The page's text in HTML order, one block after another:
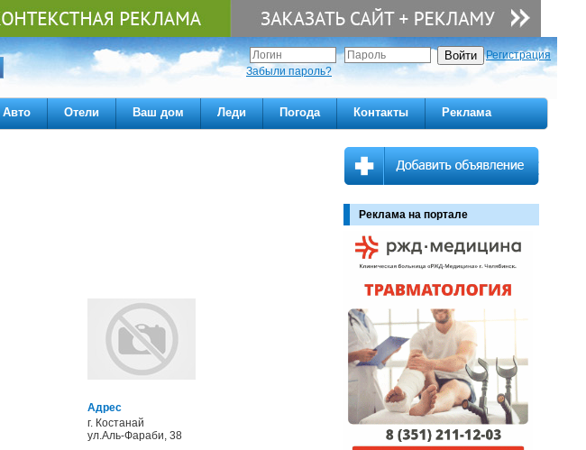
Регистрация
Забыли пароль?
Авто Отели Ваш дом Леди Погода Контакты Реклама
Адрес
г. Костанай
ул.Аль-Фараби, 38
Реклама на портале